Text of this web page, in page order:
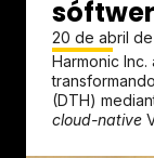
sóftwer
20 de abril
Harmonic Inc.
(DTH)
cloud-native